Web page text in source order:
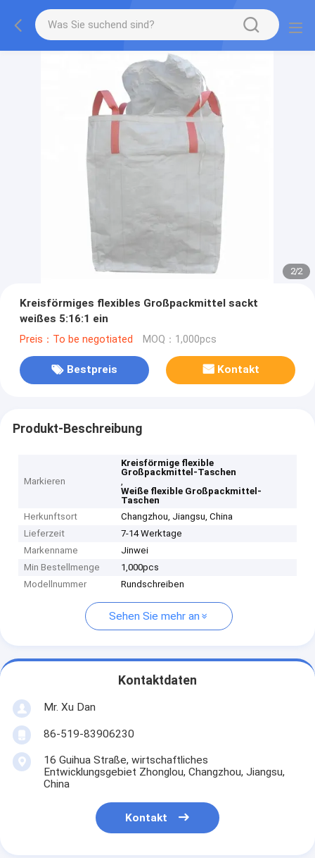
2/2
Kreisförmiges flexibles Großpackmittel sackt
weißes 5:16:1 ein
Preis：To be negotiated MOQ：1,000pcs
Bestpreis Kontakt
Produkt-Beschreibung
Markieren
Kreisförmige flexible
Großpackmittel-Taschen
,
Weiße flexible Großpackmittel-
Taschen
Herkunftsort
Changzhou, Jiangsu, China
Lieferzeit
7-14 Werktage
Markenname
Jinwei
Min Bestellmenge
1,000pcs
Modellnummer
Rundschreiben
Sehen Sie mehr an
Kontaktdaten
Mr. Xu Dan
86-519-83906230
16 Guihua Straße, wirtschaftliches
Entwicklungsgebiet Zhonglou, Changzhou, Jiangsu,
China
Kontakt